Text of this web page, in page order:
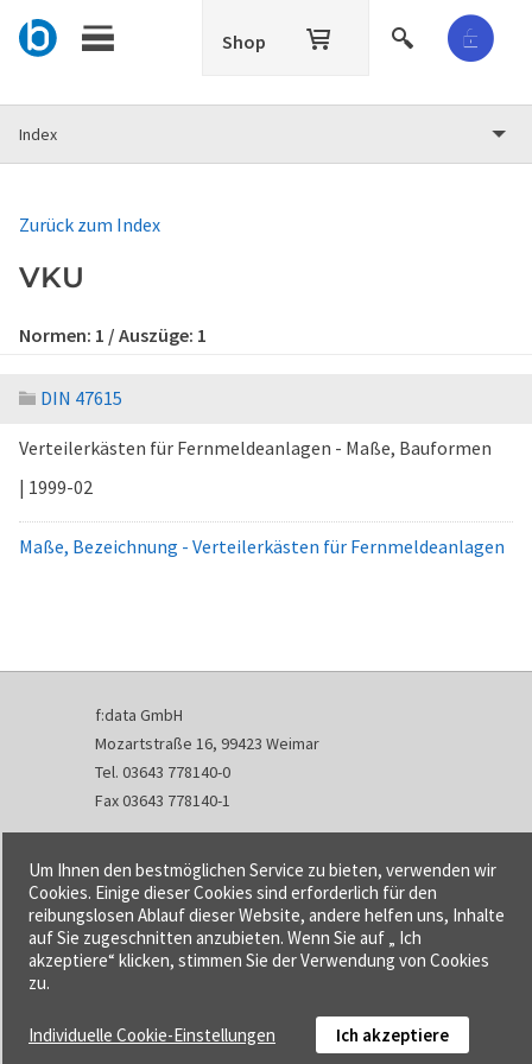
Shop
Index
Zurück zum Index
VKU
Normen: 1 / Auszüge: 1
DIN 47615
Verteilerkästen für Fernmeldeanlagen - Maße, Bauformen
| 1999-02
Maße, Bezeichnung - Verteilerkästen für Fernmeldeanlagen
f:data GmbH
Mozartstraße 16, 99423 Weimar
Tel. 03643 778140-0
Fax 03643 778140-1
info@fdata.de
Kontakt
Impressum
Datenschutzerklärung
Urheberrecht und Haftung
Cookie-Einstellungen
Um Ihnen den bestmöglichen Service zu bieten, verwenden wir
Cookies. Einige dieser Cookies sind erforderlich für den
reibungslosen Ablauf dieser Website, andere helfen uns, Inhalte
auf Sie zugeschnitten anzubieten. Wenn Sie auf „ Ich
akzeptiere“ klicken, stimmen Sie der Verwendung von Cookies
zu.
Individuelle Cookie-Einstellungen Ich akzeptiere